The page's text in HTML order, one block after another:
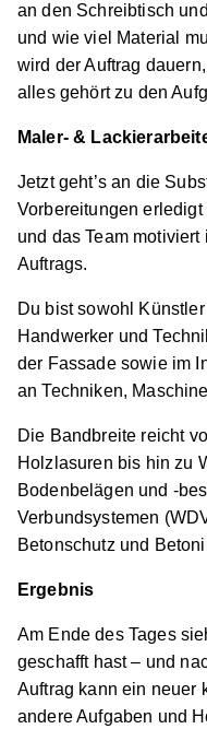
Michael Frauböse
01.08.2026
31191 Algermissen
Schnellbewerbung
Maler/-in und
Eugen Puhl
01.08.2027
Schnellbewerbung
an den Schreibtisch
und wie viel Material
wird der Auftrag
alles gehört zu den
Maler- &
Jetzt geht’s an die
Vorbereitungen
und das Team motiviert
Auftrags.
Du bist sowohl
Handwerker und
der Fassade sowie im
an Techniken,
Die Bandbreite reicht
Holzlasuren bis hin zu
Bodenbelägen und -
Verbundsystemen
Betonschutz und
Ergebnis
Am Ende des Tages
geschafft hast – und
Auftrag kann ein neuer
andere Aufgaben und